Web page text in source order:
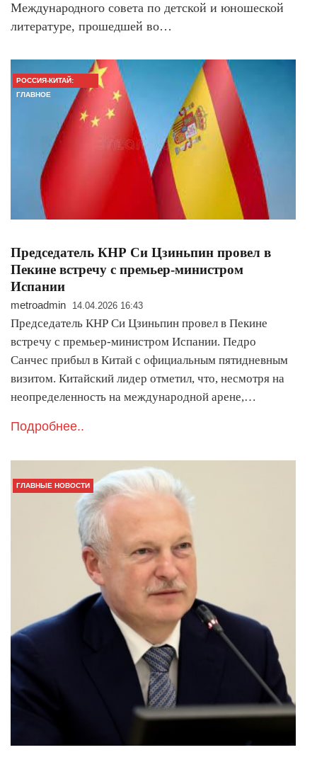
Международного совета по детской и юношеской
литературе, прошедшей во…
РОССИЯ-КИТАЙ:
ГЛАВНОЕ
Председатель КНР Си Цзиньпин провел в
Пекине встречу с премьер-министром
Испании
metroadmin 14.04.2026 16:43
Председатель КНР Си Цзиньпин провел в Пекине
встречу с премьер-министром Испании. Педро
Санчес прибыл в Китай с официальным пятидневным
визитом. Китайский лидер отметил, что, несмотря на
неопределенность на международной арене,…
Подробнее..
ГЛАВНЫЕ НОВОСТИ